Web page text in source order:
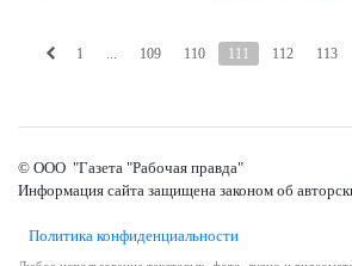
1 ... 109 110 111 112 113
© ООО "Газета "Рабочая правда"
Информация сайта защищена законом об
Политика конфиденциальности